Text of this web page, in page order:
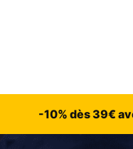
-10% dès 39€